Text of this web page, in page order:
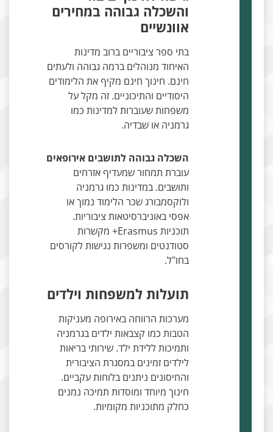
והשכלה גבוהה במחירים
אוונשיים
בתי ספר ציבוריים ברוב מדינות
האיחוד מנוהלים ברמה גבוהה ולעתים
חינם. חינוך חינם מקיף את הלימודים
היסודיים והתיכוניים. זה מקל על
משפחות שעוברות למדינות כמו
גרמניה או שבדיה.
השכלה גבוהה לתושבים אירופאים
עוברת תמחור שמעדיף אזרחים
ותושבים. במדינות כמו גרמניה
ולוקסמבורג שכר הלימוד נמוך או
אפסי באוניברסיטאות ציבוריות.
תוכניות Erasmus+ מקשרות
סטודנטים ומשפרות נגישות לקורסים
תועלות למשפחות וילדים
מערכות הרווחה באירופה מעניקות
הטבות כמו קצבאות ילדים בגרמניה
ותמיכות ללידת ילד. שירותי בריאות
לילדים זמינים במסגרת הציבורית
והחיסונים ניתנים בלוחות עקביים.
חינוך מיוחד ומוסדות תמיכה נמנים
כחלק מתוכניות מקומיות.